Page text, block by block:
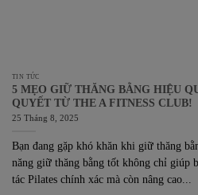
TIN TỨC
5 MẸO GIỮ THĂNG BẰNG HIỆU
QUYẾT TỪ THE A FITNESS CLUB!
25 Tháng 8, 2025
Bạn đang gặp khó khăn khi giữ thăng
năng giữ thăng bằng tốt không chỉ giúp
tác Pilates chính xác mà còn nâng cao...